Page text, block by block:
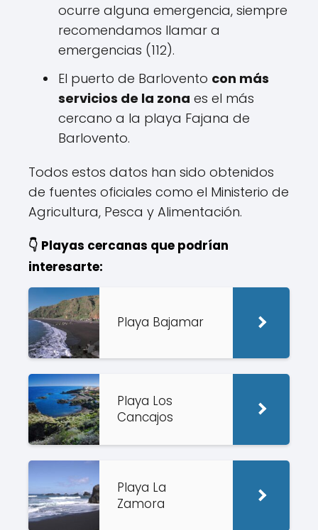
ocurre alguna emergencia, siempre
recomendamos llamar a
emergencias (112).
El puerto de Barlovento con más
servicios de la zona es el más
cercano a la playa Fajana de
Barlovento.
Todos estos datos han sido obtenidos
de fuentes oficiales como el Ministerio de
Agricultura, Pesca y Alimentación.
👇 Playas cercanas que podrían
interesarte:
Playa Bajamar
Playa Los
Cancajos
Playa La
Zamora